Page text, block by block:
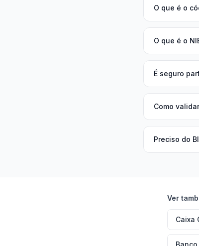
O que é o
O que é o
É seguro
Como
Preciso do
Ver
Caixa
Banco